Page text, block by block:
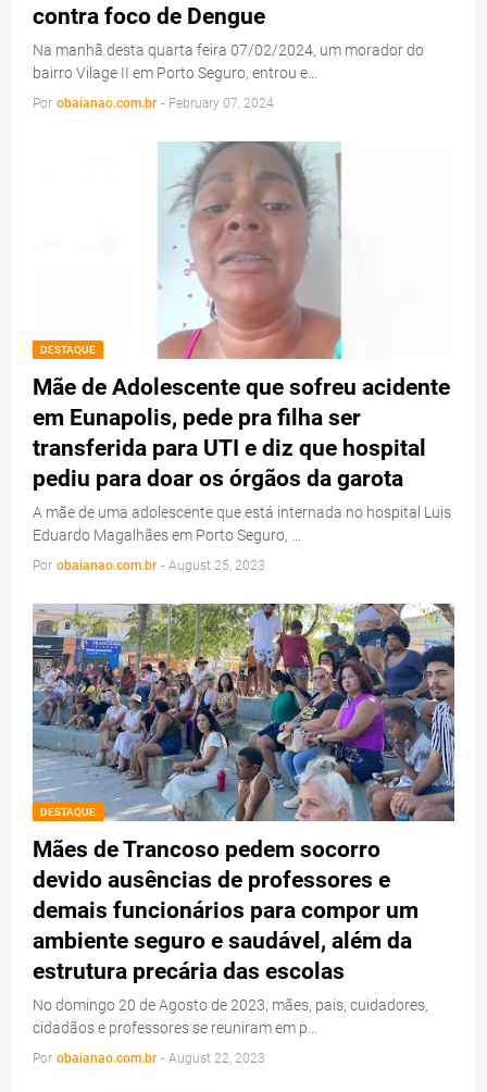
contra foco de Dengue
Na manhã desta quarta feira 07/02/2024, um morador do
bairro Vilage II em Porto Seguro, entrou e…
Por obaianao.com.br - February 07, 2024
DESTAQUE
Mãe de Adolescente que sofreu acidente
em Eunapolis, pede pra filha ser
transferida para UTI e diz que hospital
pediu para doar os órgãos da garota
A mãe de uma adolescente que está internada no hospital Luis
Eduardo Magalhães em Porto Seguro, …
Por obaianao.com.br - August 25, 2023
DESTAQUE
Mães de Trancoso pedem socorro
devido ausências de professores e
demais funcionários para compor um
ambiente seguro e saudável, além da
estrutura precária das escolas
No domingo 20 de Agosto de 2023, mães, pais, cuidadores,
cidadãos e professores se reuniram em p…
Por obaianao.com.br - August 22, 2023